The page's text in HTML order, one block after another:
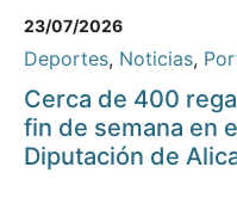
23/07/2026
Deportes, Noticias,
Cerca de 400
fin de semana en
Diputación de